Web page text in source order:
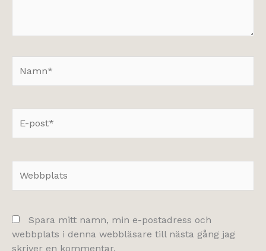
post*
Spara mitt namn, min e-postadress och
webbplats i denna webbläsare till nästa gång jag
skriver en kommentar.